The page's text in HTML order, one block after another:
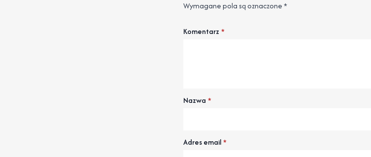
Wymagane pola są oznaczone*
Komentarz *
Nazwa *
Adres email*